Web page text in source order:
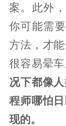
案。此外
你可能需
方法，才
很容易晕车
况下都像
程师哪怕
现的。